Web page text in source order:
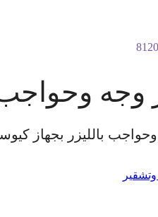
وحواجب
بالليزر بجهاز